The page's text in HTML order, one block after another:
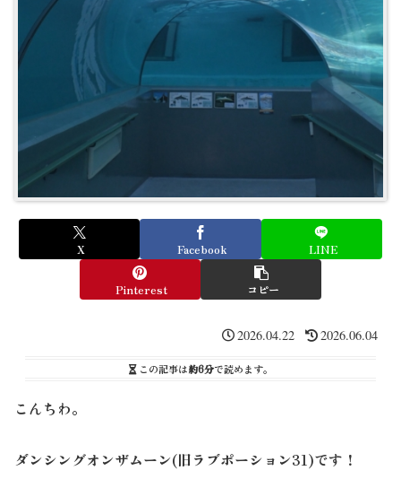
X Facebook LINE
Pinterest コピー
2026.04.22 2026.06.04
この記事は約6分で読めます。
こんちわ。
ダンシングオンザムーン(旧ラブポーション31)です！